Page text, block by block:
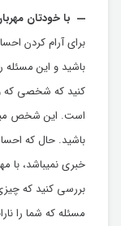
با خودتان
برای آرام کردن
باشید و این مسئله
کنید که شخصی که
است. این شخص
باشید. حال که
خبری نمیباشد، با
بررسی کنید که
مسئله که شما را